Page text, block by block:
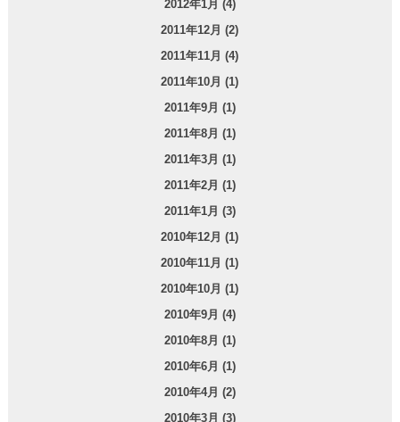
2012年1月 (4)
2011年12月 (2)
2011年11月 (4)
2011年10月 (1)
2011年9月 (1)
2011年8月 (1)
2011年3月 (1)
2011年2月 (1)
2011年1月 (3)
2010年12月 (1)
2010年11月 (1)
2010年10月 (1)
2010年9月 (4)
2010年8月 (1)
2010年6月 (1)
2010年4月 (2)
2010年3月 (3)